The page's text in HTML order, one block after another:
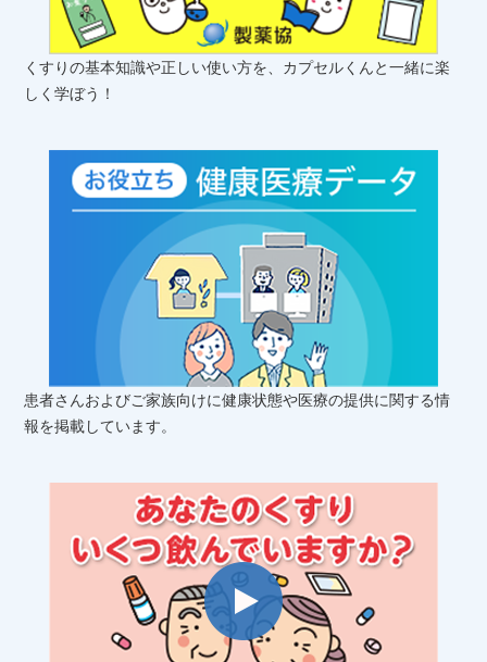
くすりの基本知識や正しい使い方を、カプセルくんと一緒に楽
しく学ぼう！
患者さんおよびご家族向けに健康状態や医療の提供に関する情
報を掲載しています。